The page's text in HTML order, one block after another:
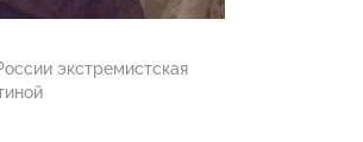
экстремистская